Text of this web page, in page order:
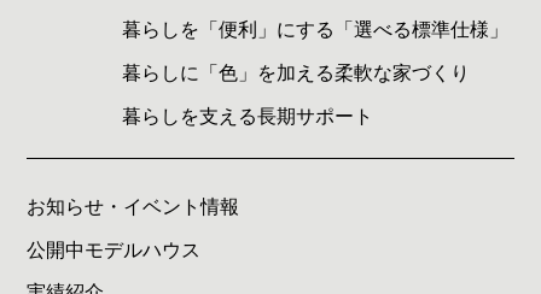
暮らしを「便利」にする「選べる標準仕様」
暮らしに「色」を加える柔軟な家づくり
暮らしを支える長期サポート
お知らせ・イベント情報
公開中モデルハウス